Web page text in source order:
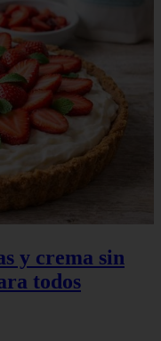
y crema sin
todos